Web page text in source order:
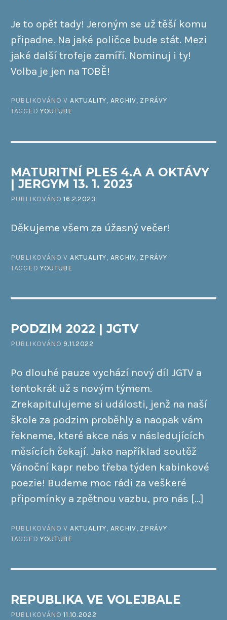
Je to opět tady! Jeroným se už těší komu
připadne. Na jaké poličce bude stát. Mezi
jaké další trofeje zamíří. Nominuj i ty!
Volba je jen na TOBĚ!
PUBLIKOVÁNO V AKTUALITY, ARCHIV, ZPRÁVY
TAGGED YOUTUBE
MATURITNÍ PLES 4.A A OKTÁVY
| JERGYM 13. 1. 2023
PUBLIKOVÁNO16.2.2023
Děkujeme všem za úžasný večer!
PUBLIKOVÁNO V AKTUALITY, ARCHIV, ZPRÁVY
TAGGED YOUTUBE
PODZIM 2022 | JGTV
PUBLIKOVÁNO 9.11.2022
Po dlouhé pauze vychází nový díl JGTV a
tentokrát už s novým týmem.
Zrekapitulujeme si události, jenž na naší
škole za podzim proběhly a naopak vám
řekneme, které akce nás v následujících
měsících čekají. Jako například soutěž
Vánoční kapr nebo třeba týden kabinkové
poezie! Budeme moc rádi za veškeré
připomínky a zpětnou vazbu, pro nás […]
PUBLIKOVÁNO V AKTUALITY, ARCHIV, ZPRÁVY
TAGGED YOUTUBE
REPUBLIKA VE VOLEJBALE
PUBLIKOVÁNO11.10.2022